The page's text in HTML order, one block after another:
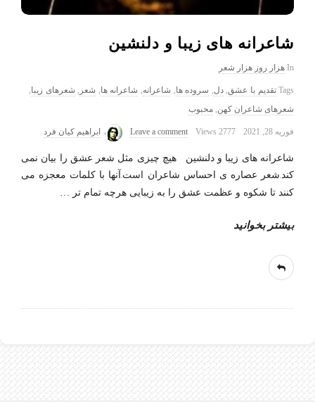
شاعرانه های زیبا و دلنشین
In هزار روز هزار شعر
Tags تقدیم با عشق,دل, سروده ها, شاعرانه, شاعرانه ها, شعر , شعرهای زیبا,
شعرهای شاعران کهن, محبوب
فوریه 28, 2021 2777 Views
Leave a comment ابراهیم کیان فرد
شاعرانه های زیبا و دلنشین هیچ چیزی مثل شعر عشق را بیان نمی
کند.شعر عصاره ی احساس شاعران است.آنها با کلمات معجزه می
کنند تا شکوه و عظمت عشق را به زیبایی هرچه تمام تر
بیشتر بخوانید